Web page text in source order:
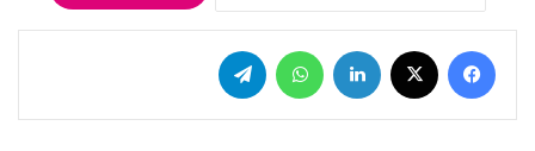
فیس بوک لینکدین